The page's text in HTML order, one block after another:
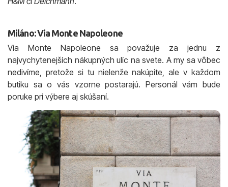
Miláno: Via Monte Napoleone
Via Monte Napoleone sa považuje za jednu z
najvychytenejších nákupných ulíc na svete. A my sa vôbec
nedivíme, pretože si tu nielenže nakúpite, ale v každom
butiku sa o vás vzorne postarajú. Personál vám bude
poruke pri výbere aj skúšaní.